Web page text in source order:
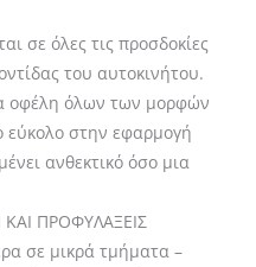
σε όλες τις προσδοκίες
του αυτοκινήτου.
οφέλη όλων των μορφών
εύκολο στην εφαρμογή
ανθεκτικό όσο μια
ΠΡΟΦΥΛΑΞΕΙΣ
σε μικρά τμήματα –